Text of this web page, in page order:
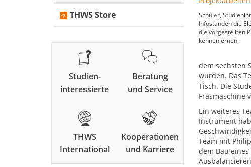
Schüler,
Infoständen die
die vorgestellten
kennenlernen.
dem sechsten
wurden. Das
Tisch. Die
Fräsmaschine
Ein weiteres
Instrument
Team mit
dem Bau
THWS Store
Studien-
interessierte
Beratung
und Service
THWS
International
Kooperationen
und Karriere